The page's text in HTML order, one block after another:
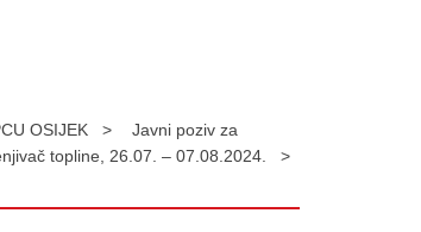
OSIJEK >
Javni poziv za
topline, 26.07. – 07.08.2024. >